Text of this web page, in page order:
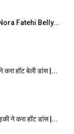
Nora Fatehi Belly...
करा हॉट बेली डांस |...
ने करा हॉट डांस |...